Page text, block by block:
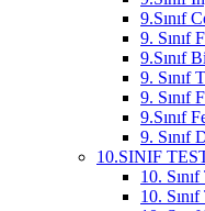
9.Sınıf
9. Sınıf
9.Sınıf
9. Sınıf
9. Sınıf
9.Sınıf
9. Sınıf
10.SINIF
10.
10.